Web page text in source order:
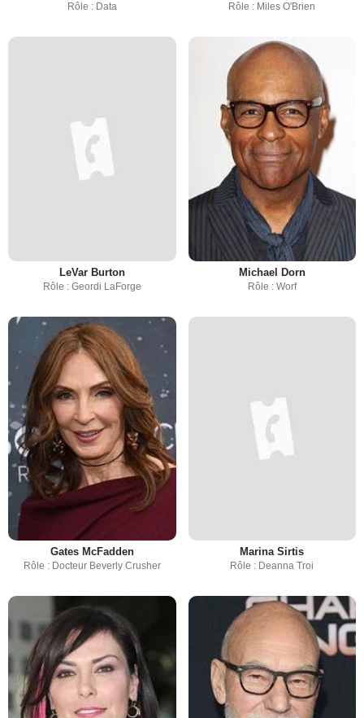
Rôle : Data Rôle : Miles O'Brien
LeVar Burton
Rôle : Geordi LaForge
Michael Dorn
Rôle : Worf
Gates McFadden
Rôle : Docteur Beverly Crusher
Marina Sirtis
Rôle : Deanna Troi